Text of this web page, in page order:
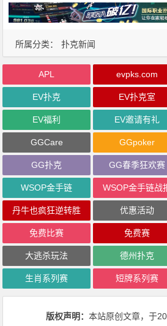
所属分类： 扑克新闻
APL evpks.com
EV扑克 EV扑克室
EV福利 EV邀请有礼
GGCare GGpoker
GG扑克 GG春季狂欢赛
WSOP金手链 WSOP金手链战
丹牛也疯狂逆转胜 优惠活动
免费比赛 免费赛
大逃杀玩法 德州扑克
生肖系列赛 短牌系列赛
版权声明：本站原创文章，于